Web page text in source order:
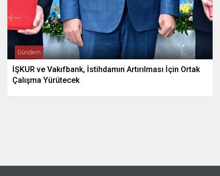
Gündem
İŞKUR ve Vakıfbank, İstihdamın Artırılması İçin Ortak
Çalışma Yürütecek